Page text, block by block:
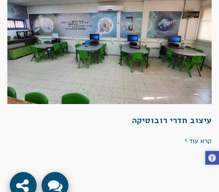
עיצוב חדרי רובוטיקה
קרא עוד